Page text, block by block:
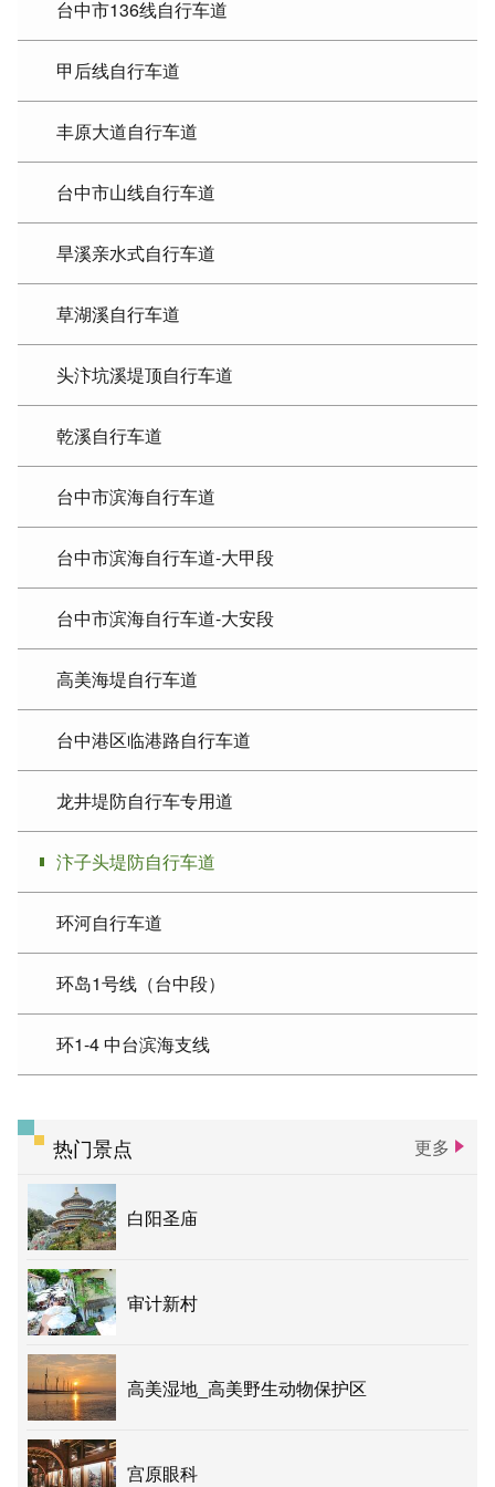
台中市136线自行车道
甲后线自行车道
丰原大道自行车道
台中市山线自行车道
旱溪亲水式自行车道
草湖溪自行车道
头汴坑溪堤顶自行车道
乾溪自行车道
台中市滨海自行车道
台中市滨海自行车道-大甲段
台中市滨海自行车道-大安段
高美海堤自行车道
台中港区临港路自行车道
龙井堤防自行车专用道
汴子头堤防自行车道
环河自行车道
环岛1号线（台中段）
环1-4 中台滨海支线
热门景点 更多
白阳圣庙
审计新村
高美湿地_高美野生动物保护区
宫原眼科